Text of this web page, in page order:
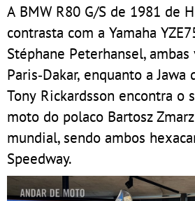
A BMW R80 G/S de 1981 de
contrasta com a Yamaha
Stéphane Peterhansel,
Paris‑Dakar, enquanto a
Tony Rickardsson encontra o
moto do polaco Bartosz
mundial, sendo ambos
Speedway.